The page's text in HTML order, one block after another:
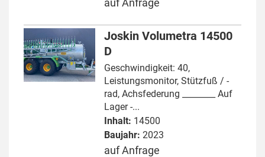
auf Anfrage
Joskin Volumetra 14500
D
Geschwindigkeit: 40,
Leistungsmonitor, Stützfuß / -
rad, Achsfederung ________ Auf
Lager -...
Inhalt: 14500
Baujahr: 2023
auf Anfrage